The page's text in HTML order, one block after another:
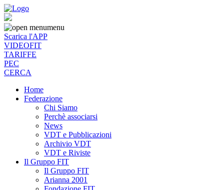
menu
Scarica l'APP
VIDEOFIT
TARIFFE
PEC
CERCA
Home
Federazione
Chi Siamo
Perchè associarsi
News
VDT e Pubblicazioni
Archivio VDT
VDT e Riviste
Il Gruppo FIT
Il Gruppo FIT
Arianna 2001